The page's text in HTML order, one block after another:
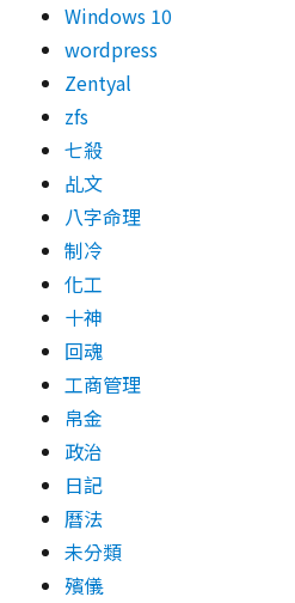
Windows 10
wordpress
Zentyal
zfs
七殺
乩文
八字命理
制冷
化工
十神
回魂
工商管理
帛金
政治
日記
曆法
未分類
殯儀